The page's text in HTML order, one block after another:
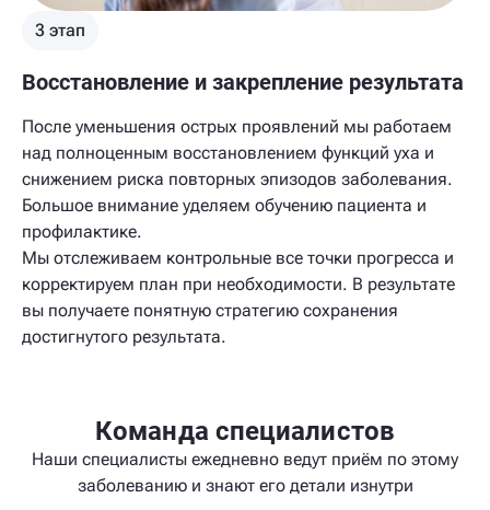
3 этап
Восстановление и закрепление результата
После уменьшения острых проявлений мы работаем
над полноценным восстановлением функций уха и
снижением риска повторных эпизодов заболевания.
Большое внимание уделяем обучению пациента и
профилактике.
Мы отслеживаем контрольные все точки прогресса и
корректируем план при необходимости. В результате
вы получаете понятную стратегию сохранения
достигнутого результата.
Команда специалистов
Наши специалисты ежедневно ведут приём по этому
заболеванию и знают его детали изнутри